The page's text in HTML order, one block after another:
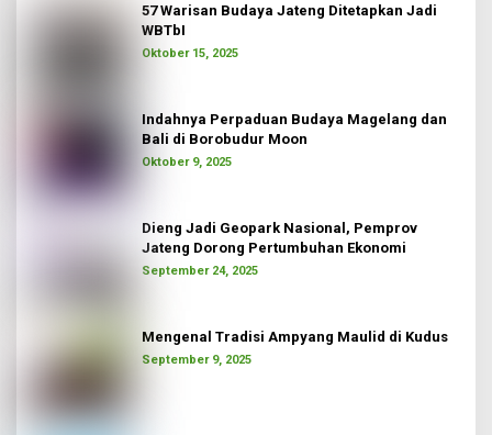
57 Warisan Budaya Jateng Ditetapkan Jadi
WBTbI
Oktober 15, 2025
Indahnya Perpaduan Budaya Magelang dan
Bali di Borobudur Moon
Oktober 9, 2025
Dieng Jadi Geopark Nasional, Pemprov
Jateng Dorong Pertumbuhan Ekonomi
September 24, 2025
Mengenal Tradisi Ampyang Maulid di Kudus
September 9, 2025